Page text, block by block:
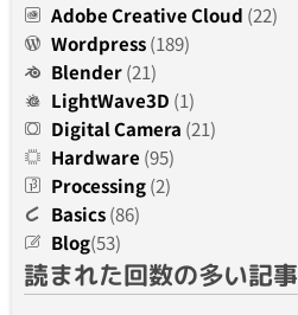
Adobe Creative Cloud (22)
Wordpress(189)
Blender(21)
LightWave3D (1)
Digital Camera (21)
Hardware (95)
Processing(2)
Basics(86)
Blog(53)
読まれた回数の多い記事